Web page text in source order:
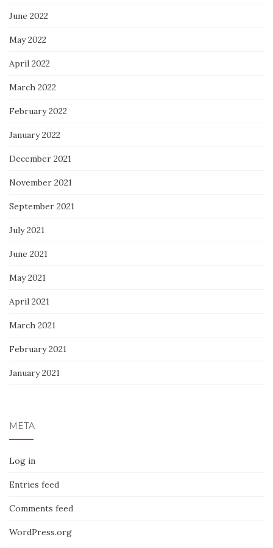
June 2022
May 2022
April 2022
March 2022
February 2022
January 2022
December 2021
November 2021
September 2021
July 2021
June 2021
May 2021
April 2021
March 2021
February 2021
January 2021
META
Log in
Entries feed
Comments feed
WordPress.org